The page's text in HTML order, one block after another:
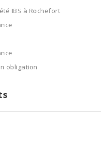
IBS à Rochefort
obligation